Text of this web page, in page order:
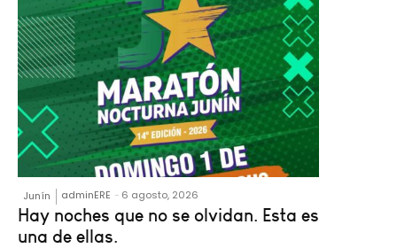
Junín adminERE - 6 agosto, 2026
Hay noches que no se olvidan. Esta es
una de ellas.